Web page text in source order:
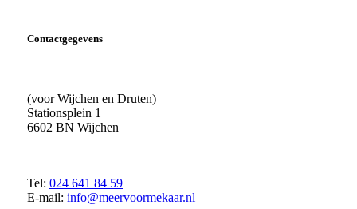
Contactgegevens
(voor Wijchen en Druten)
Stationsplein 1
6602 BN Wijchen
Tel: 024 641 84 59
E-mail: info@meervoormekaar.nl